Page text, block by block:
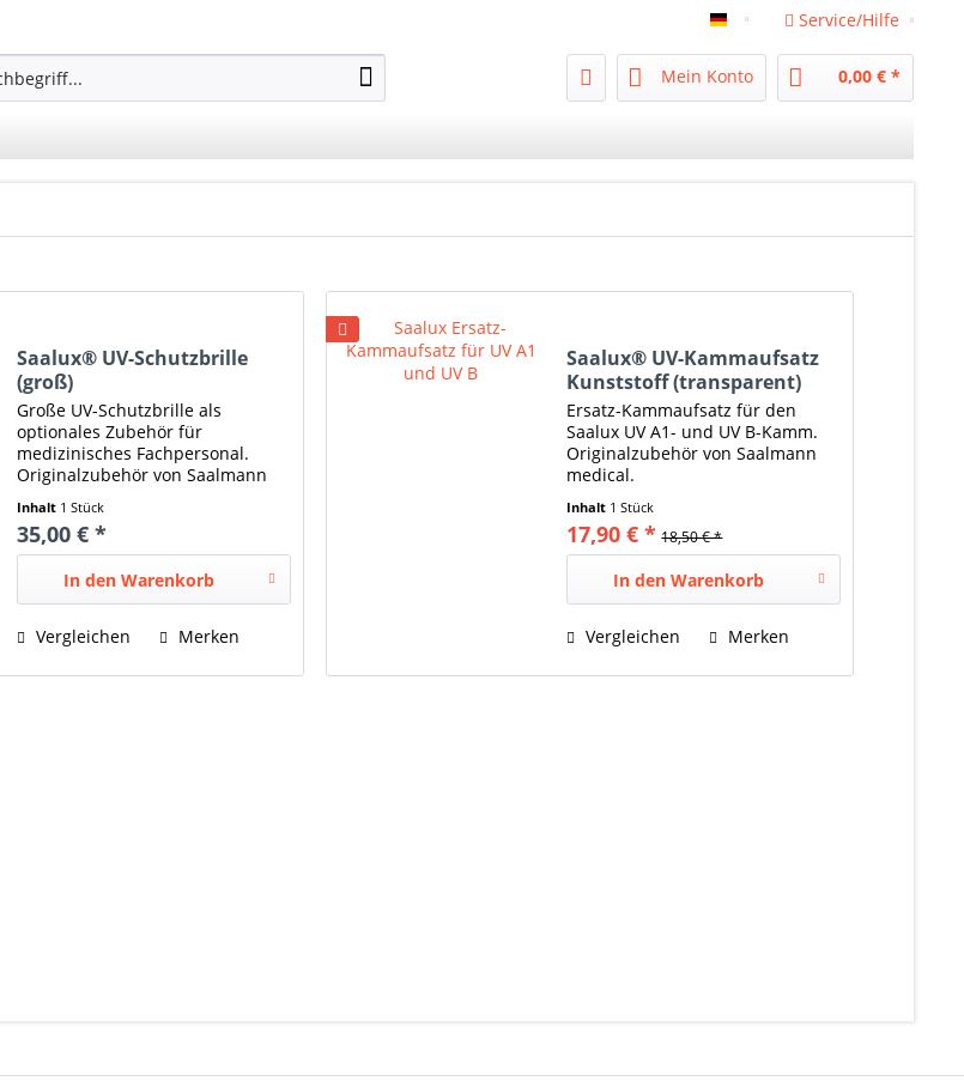
uv-geraet.comService/Hilfe
Mein Konto 0,00 € *
Saalux® UV-Schutzbrille
(groß)
Große UV-Schutzbrille als
optionales Zubehör für
medizinisches Fachpersonal.
Originalzubehör von Saalmann
Inhalt 1 Stück
35,00 € *
In den Warenkorb
Vergleichen Merken
Saalux® UV-Kammaufsatz
Kunststoff (transparent)
Ersatz-Kammaufsatz für den
Saalux UV A1- und UV B-Kamm.
Originalzubehör von Saalmann
medical.
Inhalt 1 Stück
17,90 € * 18,50 € *
In den Warenkorb
Vergleichen Merken